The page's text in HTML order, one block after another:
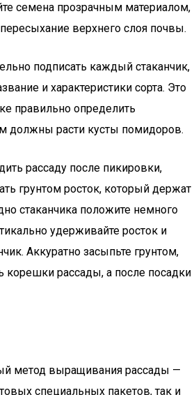
семена прозрачным материалом,
верхнего слоя почвы.
подписать каждый стаканчик,
и характеристики сорта. Это
правильно определить
должны расти кусты помидоров.
рассаду после пикировки,
грунтом росток, который держат
стаканчика положите немного
удерживайте росток и
Аккуратно засыпьте грунтом,
корешки рассады, а после посадки
метод выращивания рассады —
специальных пакетов, так и